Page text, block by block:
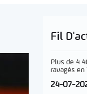
Fil
Plus de 4
ravagés en
24-07-